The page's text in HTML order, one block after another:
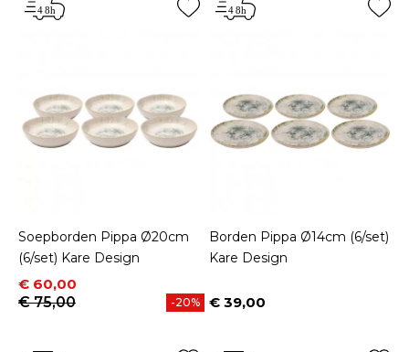
Soepborden Pippa Ø20cm
(6/set) Kare Design
Prijs
€ 60,00
Normale prijs
€ 75,00
-20%
Borden Pippa Ø14cm (6/set)
Kare Design
Prijs
€ 39,00